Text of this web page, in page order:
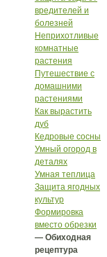
вредителей и
болезней
Неприхотливые
комнатные
растения
Путешествие с
домашними
растениями
Как вырастить
дуб
Кедровые сосны
Умный огород в
деталях
Умная теплица
Защита ягодных
культур
Формировка
вместо обрезки
— Обиходная
рецептура